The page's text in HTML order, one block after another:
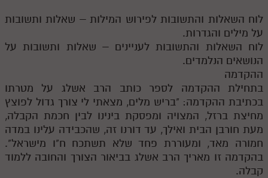
אודות האתר
בעל הסולם
אתר הבית
לאתר ספר הרב
דף היומי בזוהר הקדוש
לוח השאלות והתשובות לפירוש המילות – שאלות ותשובות
על מילים והגדרות.
לוח השאלות והתשובות לעניינים – שאלות ותשובות על
הנושאים הנלמדים.
ההקדמה
בתחילת ההקדמה לספר כותב הרב אשלג על מטרתו
בכתיבת ההקדמה: "בריש מלים, מצאתי לי צורך גדול לפוצץ
מחיצת ברזל, המצויה ומפסקת בינינו לבין חכמת הקבלה,
מעת חורבן הבית ואילך, עד דורנו זה, שהכבידה עלינו במדה
חמורה מאד, ומעוררת פחד שלא תשתכח ח"ו מישראל".
בהקדמה זו מאריך הרב אשלג בביאור הצורך והחובה ללמוד
קבלה.